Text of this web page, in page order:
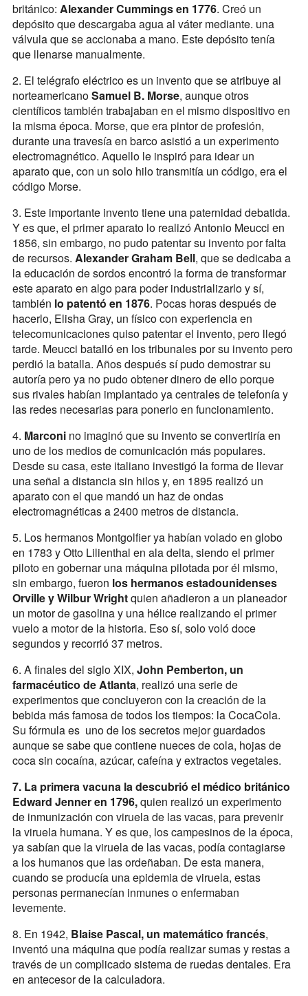
británico: Alexander Cummings en 1776. Creó un
depósito que descargaba agua al váter mediante. una
válvula que se accionaba a mano. Este depósito tenía
que llenarse manualmente.
2. El telégrafo eléctrico es un invento que se atribuye al
norteamericanoSamuel B. Morse, aunque otros
científicos también trabajaban en el mismo dispositivo en
la misma época. Morse, que era pintor de profesión,
durante una travesía en barco asistió a un experimento
electromagnético. Aquello le inspiró para idear un
aparato que, con un solo hilo transmitía un código, era el
código Morse.
3. Este importante invento tiene una paternidad debatida.
Y es que, el primer aparato lo realizó Antonio Meucci en
1856, sin embargo, no pudo patentar su invento por falta
de recursos. Alexander Graham Bell, que se dedicaba a
la educación de sordos encontró la forma de transformar
este aparato en algo para poder industrializarlo y sí,
también lo patentó en 1876. Pocas horas después de
hacerlo, Elisha Gray, un físico con experiencia en
telecomunicaciones quiso patentar el invento, pero llegó
tarde. Meucci batalló en los tribunales por su invento pero
perdió la batalla. Años después sí pudo demostrar su
autoría pero ya no pudo obtener dinero de ello porque
sus rivales habían implantado ya centrales de telefonía y
las redes necesarias para ponerlo en funcionamiento.
4. Marconino imaginó que su invento se convertiría en
uno de los medios de comunicación más populares.
Desde su casa, este italiano investigó la forma de llevar
una señal a distancia sin hilos y, en 1895 realizó un
aparato con el que mandó un haz de ondas
electromagnéticas a 2400 metros de distancia.
5. Los hermanos Montgolfier ya habían volado en globo
en 1783 y Otto Lilienthal en ala delta, siendo el primer
piloto en gobernar una máquina pilotada por él mismo,
sin embargo, fueron los hermanos estadounidenses
Orville y Wilbur Wrightquien añadieron a un planeador
un motor de gasolina y una hélice realizando el primer
vuelo a motor de la historia. Eso sí, solo voló doce
segundos y recorrió 37 metros.
6. A finales del siglo XIX, John Pemberton, un
farmacéutico de Atlanta, realizó una serie de
experimentos que concluyeron con la creación de la
bebida más famosa de todos los tiempos: la CocaCola.
Su fórmula es uno de los secretos mejor guardados
aunque se sabe que contiene nueces de cola, hojas de
coca sin cocaína, azúcar, cafeína y extractos vegetales.
7. La primera vacuna la descubrió el médico británico
Edward Jenner en 1796,quien realizó un experimento
de inmunización con viruela de las vacas, para prevenir
la viruela humana. Y es que, los campesinos de la época,
ya sabían que la viruela de las vacas, podía contagiarse
a los humanos que las ordeñaban. De esta manera,
cuando se producía una epidemia de viruela, estas
personas permanecían inmunes o enfermaban
levemente.
8. En 1942, Blaise Pascal, un matemático francés,
inventó una máquina que podía realizar sumas y restas a
través de un complicado sistema de ruedas dentales. Era
en antecesor de la calculadora.